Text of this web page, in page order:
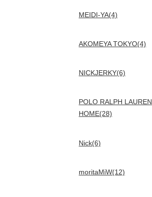
MEIDI-YA(4)
AKOMEYA TOKYO(4)
NICKJERKY(6)
POLO RALPH LAUREN
HOME(28)
Nick(6)
moritaMiW(12)